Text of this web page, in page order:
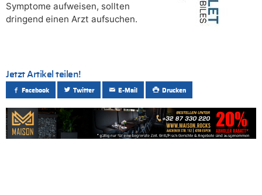
Symptome aufweisen, sollten
dringend einen Arzt aufsuchen.
Jetzt Artikel teilen!
Facebook Twitter E-Mail Drucken